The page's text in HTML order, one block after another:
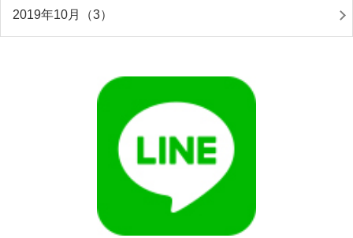
2019年10月（3）